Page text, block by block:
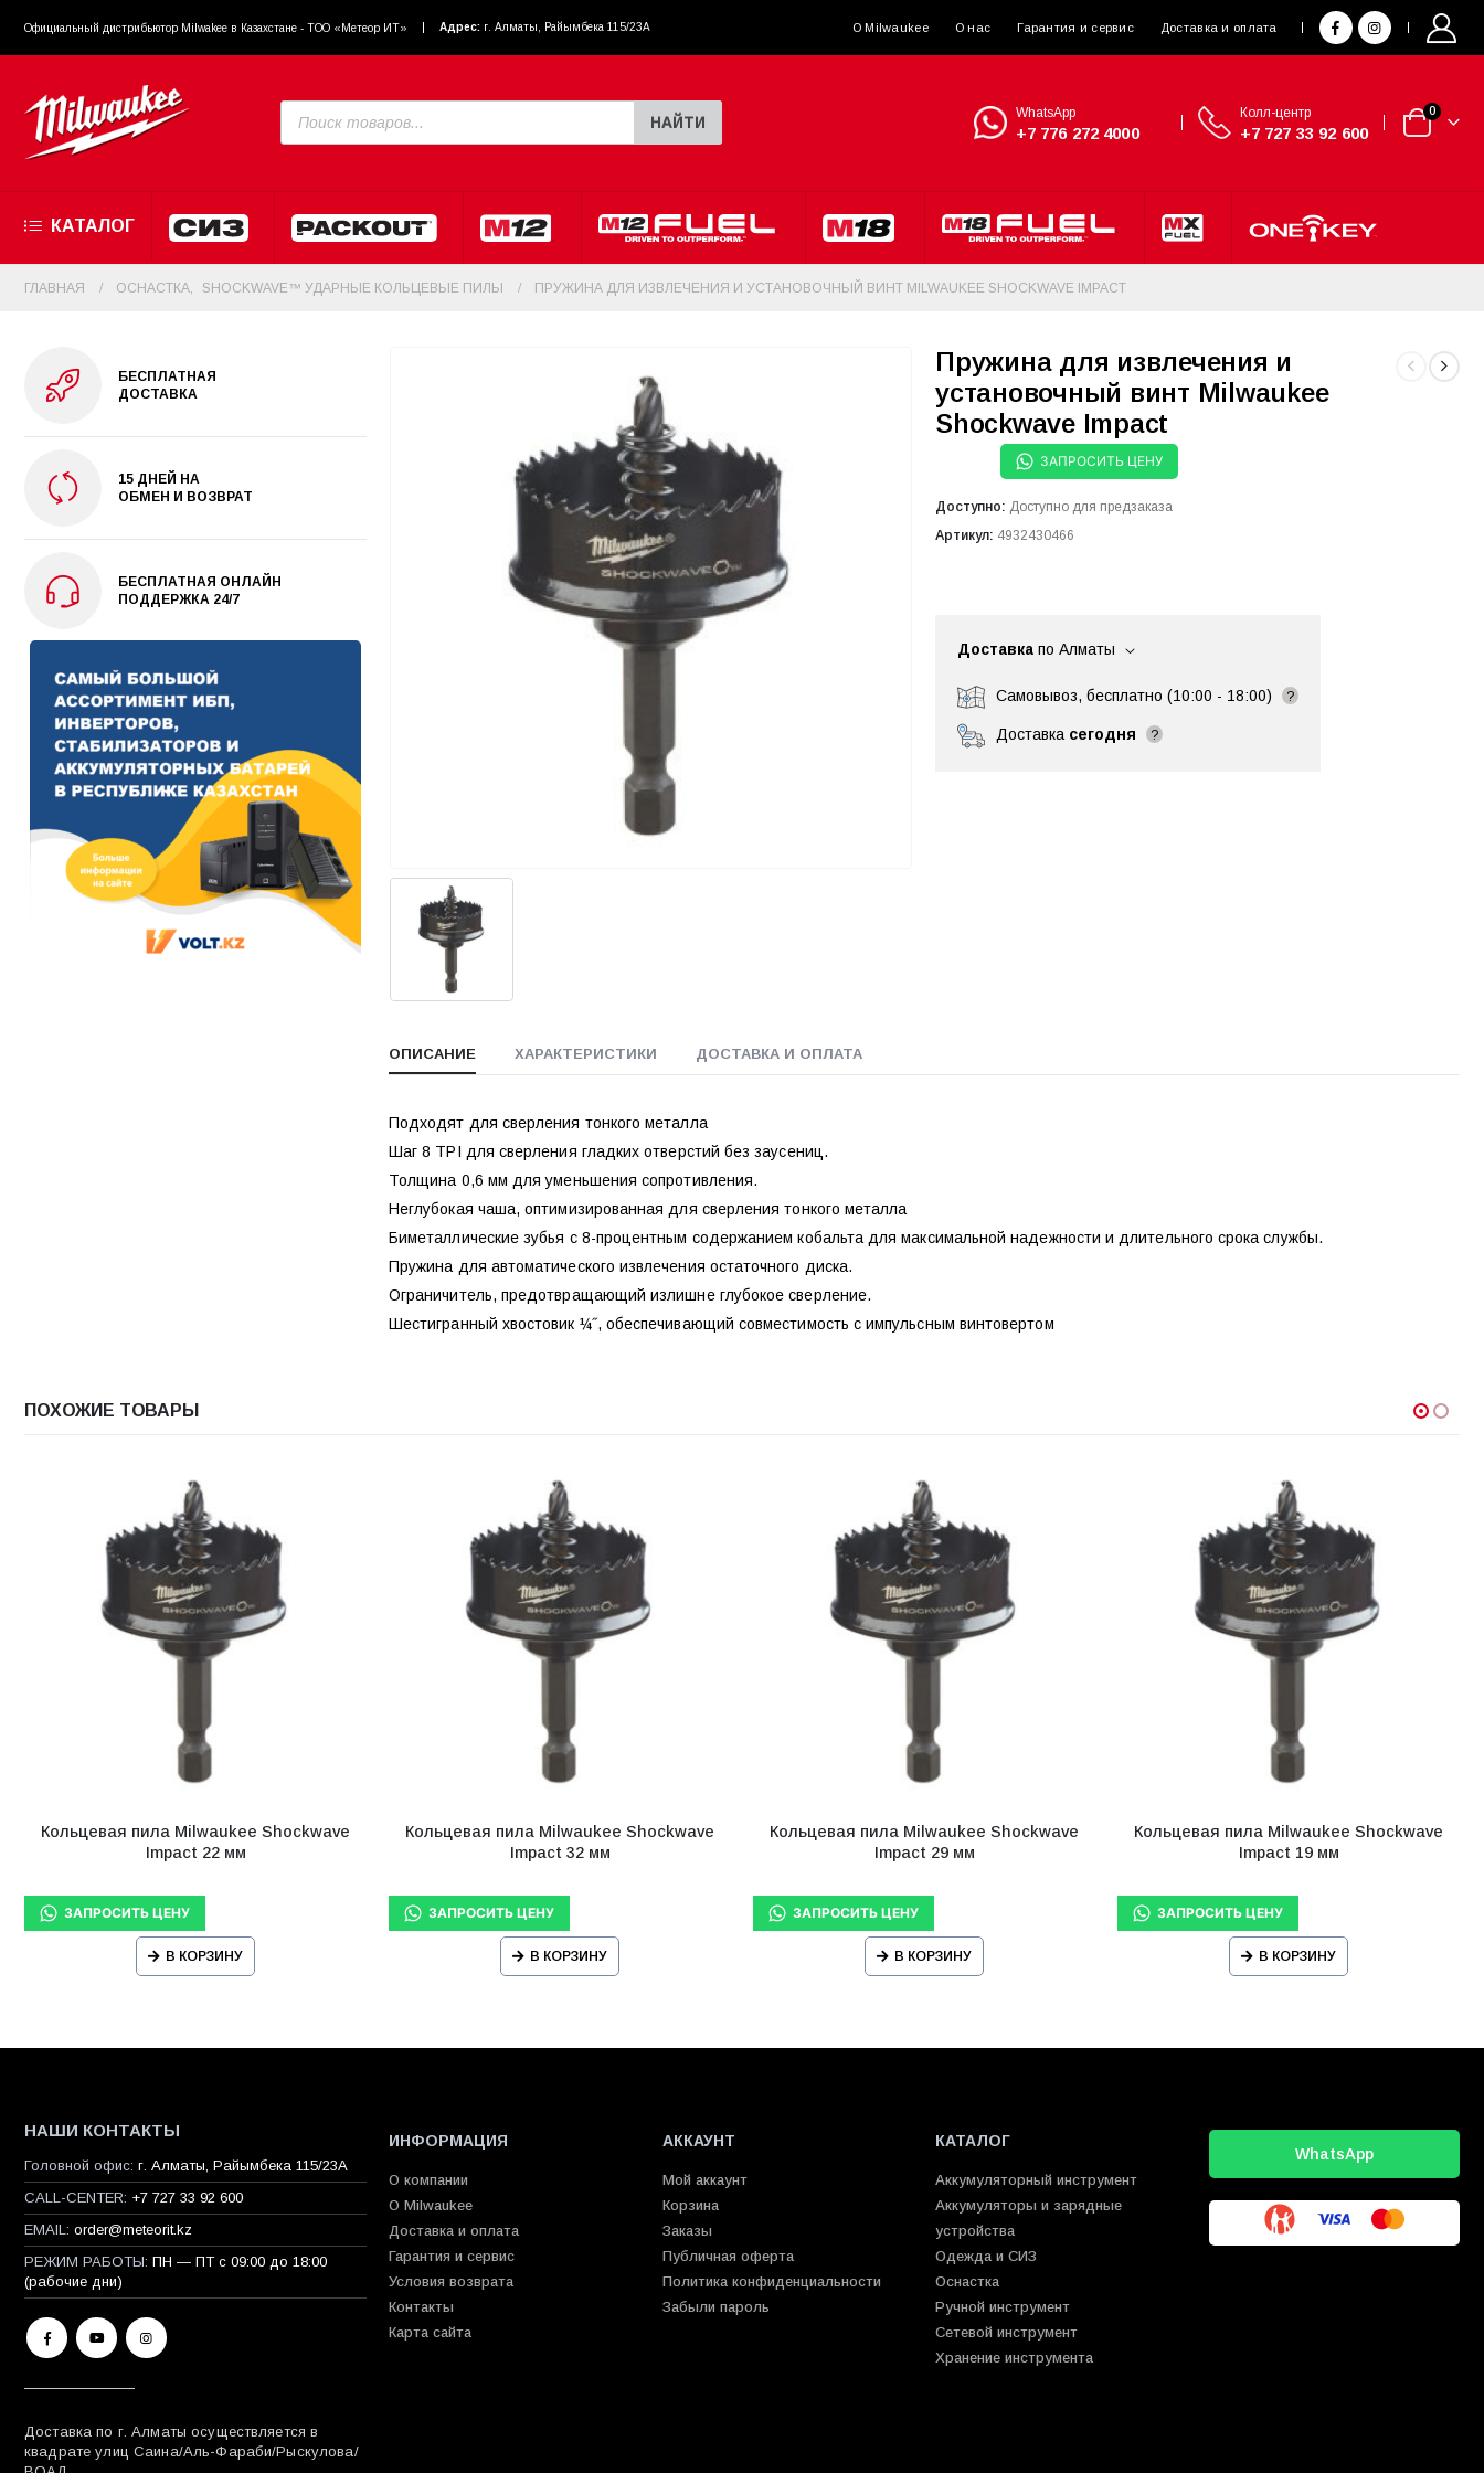
Официальный диcтрибьютор Milwakee в Казахстане - ТОО «Метеор ИТ» Адрес: г. Алматы, Райымбека 115/23A О Milwaukee О нас Гарантия и сервис Доставка и оплата
НАЙТИ
WhatsApp
+7 776 272 4000
Колл-центр
+7 727 33 92 600
0
КАТАЛОГ
ГЛАВНАЯ ОСНАСТКА SHOCKWAVE™ УДАРНЫЕ КОЛЬЦЕВЫЕ ПИЛЫ ПРУЖИНА ДЛЯ ИЗВЛЕЧЕНИЯ И УСТАНОВОЧНЫЙ ВИНТ MILWAUKEE SHOCKWAVE IMPACT
Пружина для извлечения и
установочный винт Milwaukee
Shockwave Impact
ЗАПРОСИТЬ ЦЕНУ
Доступно: Доступно для предзаказа
Артикул: 4932430466
Доставка по Алматы
Самовывоз, бесплатно (10:00 - 18:00) ?
Доставка сегодня ?
ОПИСАНИЕ ХАРАКТЕРИСТИКИ ДОСТАВКА И ОПЛАТА
Подходят для сверления тонкого металла
Шаг 8 TPI для сверления гладких отверстий без заусениц.
Толщина 0,6 мм для уменьшения сопротивления.
Неглубокая чаша, оптимизированная для сверления тонкого металла
Биметаллические зубья с 8-процентным содержанием кобальта для максимальной надежности и длительного срока службы.
Пружина для автоматического извлечения остаточного диска.
Ограничитель, предотвращающий излишне глубокое сверление.
Шестигранный хвостовик ¼˝, обеспечивающий совместимость с импульсным винтовертом
БЕСПЛАТНАЯ
ДОСТАВКА
15 ДНЕЙ НА
ОБМЕН И ВОЗВРАТ
БЕСПЛАТНАЯ ОНЛАЙН
ПОДДЕРЖКА 24/7
ПОХОЖИЕ ТОВАРЫ
Кольцевая пила Milwaukee Shockwave
Impact 22 мм
В КОРЗИНУ
Кольцевая пила Milwaukee Shockwave
Impact 32 мм
В КОРЗИНУ
Кольцевая пила Milwaukee Shockwave
Impact 29 мм
В КОРЗИНУ
Кольцевая пила Milwaukee Shockwave
Impact 19 мм
В КОРЗИНУ
НАШИ КОНТАКТЫ
Головной офис: г. Алматы, Райымбека 115/23A
CALL-CENTER: +7 727 33 92 600
EMAIL: order@meteorit.kz
РЕЖИМ РАБОТЫ: ПН — ПТ с 09:00 до 18:00
(рабочие дни)
Доставка по г. Алматы осуществляется в
квадрате улиц Саина/Аль-Фараби/Рыскулова/
ИНФОРМАЦИЯ
О компании
О Milwaukee
Доставка и оплата
Гарантия и сервис
Условия возврата
Контакты
Карта сайта
АККАУНТ
Мой аккаунт
Корзина
Заказы
Публичная оферта
Политика конфиденциальности
Забыли пароль
КАТАЛОГ
Аккумуляторный инструмент
Аккумуляторы и зарядные
устройства
Одежда и СИЗ
Оснастка
Ручной инструмент
Сетевой инструмент
Хранение инструмента
WhatsApp